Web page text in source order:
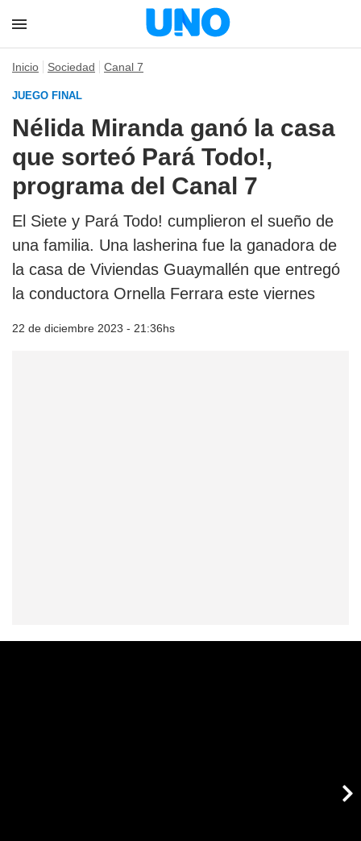
Inicio Sociedad Canal 7
JUEGO FINAL
Nélida Miranda ganó la casa
que sorteó Pará Todo!,
programa del Canal 7
El Siete y Pará Todo! cumplieron el sueño de
una familia. Una lasherina fue la ganadora de
la casa de Viviendas Guaymallén que entregó
la conductora Ornella Ferrara este viernes
22 de diciembre 2023 - 21:36hs